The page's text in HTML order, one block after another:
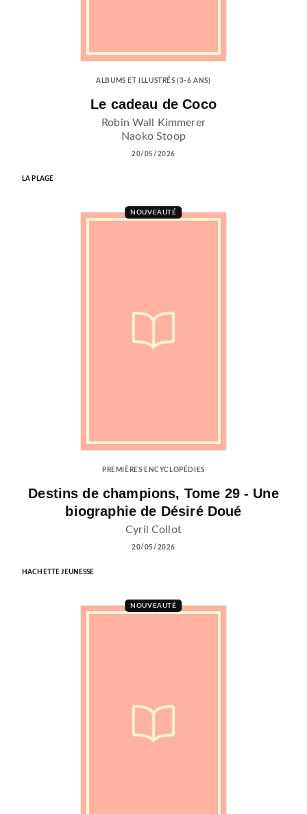
ALBUMS ET ILLUSTRÉS (3-6 ANS)
Le cadeau de Coco
Robin Wall Kimmerer
Naoko Stoop
20/05/2026
LA PLAGE
NOUVEAUTÉ
PREMIÈRES ENCYCLOPÉDIES
Destins de champions, Tome 29 - Une
biographie de Désiré Doué
Cyril Collot
20/05/2026
HACHETTE JEUNESSE
NOUVEAUTÉ